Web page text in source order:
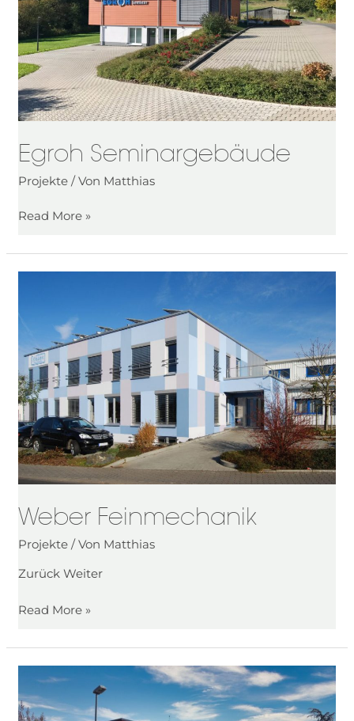
Egroh Seminargebäude
Projekte / Von Matthias
Read More »
Weber Feinmechanik
Projekte / Von Matthias
Zurück Weiter
Read More »
Stadtwerke
Raunheim